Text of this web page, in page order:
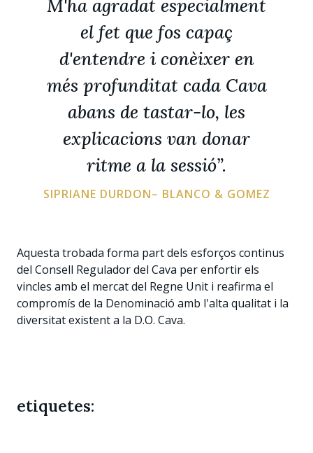
M'ha agradat especialment
el fet que fos capaç
d'entendre i conèixer en
més profunditat cada Cava
abans de tastar-lo, les
explicacions van donar
ritme a la sessió”.
SIPRIANE DURDON– BLANCO & GOMEZ
Aquesta trobada forma part dels esforços continus
del Consell Regulador del Cava per enfortir els
vincles amb el mercat del Regne Unit i reafirma el
compromís de la Denominació amb l'alta qualitat i la
diversitat existent a la D.O. Cava.
etiquetes: